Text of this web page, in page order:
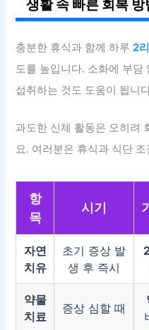
생활 속 빠른 회복 방
충분한 휴식과 함께 하루2
도를 높입니다. 소화에 부담
섭취하는 것도 도움이 됩니
과도한 신체 활동은 오히려
요. 여러분은 휴식과 식단
항
목
시기
자연
치유
초기 증상 발
생 후 즉시
약물
치료
증상 심할 때